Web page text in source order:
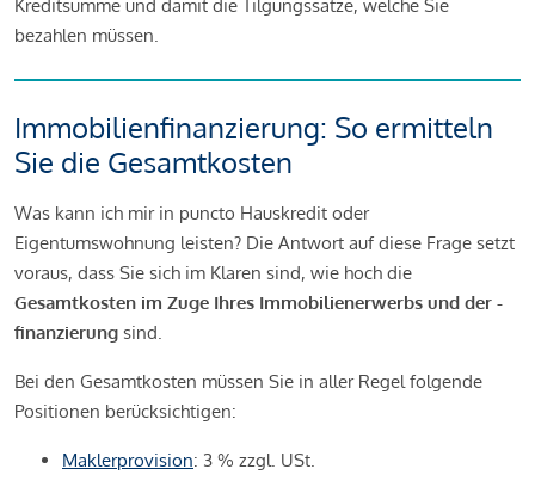
Kreditsumme und damit die Tilgungssätze, welche Sie
bezahlen müssen.
Immobilienfinanzierung: So ermitteln
Sie die Gesamtkosten
Was kann ich mir in puncto Hauskredit oder
Eigentumswohnung leisten? Die Antwort auf diese Frage setzt
voraus, dass Sie sich im Klaren sind, wie hoch die
Gesamtkosten im Zuge Ihres Immobilienerwerbs und der -
finanzierung sind.
Bei den Gesamtkosten müssen Sie in aller Regel folgende
Positionen berücksichtigen:
Maklerprovision: 3 % zzgl. USt.